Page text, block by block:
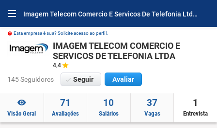
Imagem Telecom Comercio E Servicos De Telefonia Ltda Entrevistas
Esta empresa é sua? Solicite acesso ao perfil.
IMAGEM TELECOM COMERCIO E
SERVICOS DE TELEFONIA LTDA
4,4
145 Seguidores Seguir Avaliar
Visão Geral
71
Avaliações
10
Salários
37
Vagas
1
Entrevista